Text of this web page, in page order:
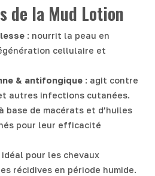
de la Mud Lotion
: nourrit la peau en
cellulaire et
& antifongique : agit contre
autres infections cutanées.
base de macérats et d’huiles
pour leur efficacité
idéal pour les chevaux
récidives en période humide.